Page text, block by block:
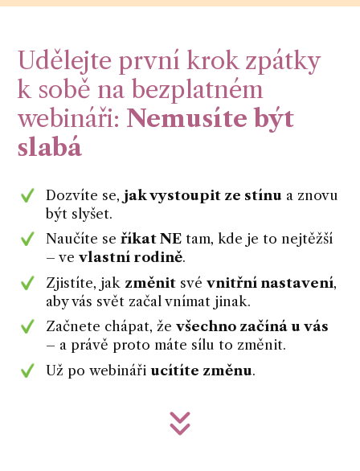
Udělejte první krok zpátky
k sobě na bezplatném
webináři: Nemusíte být
slabá
Dozvíte se, jak vystoupit ze stínu a znovu
být slyšet.
Naučíte seříkat NE tam, kde je to nejtěžší
– vevlastní rodině.
Zjistíte, jak změnit svévnitřní nastavení,
aby vás svět začal vnímat jinak.
Začnete chápat, ževšechno začíná u vás
– a právě proto máte sílu to změnit.
Už po webinářiucítíte změnu.